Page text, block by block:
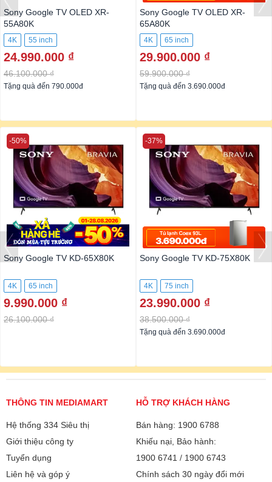
Sony Google TV OLED XR-
55A80K
4K 55 inch
24.990.000 ₫
46.100.000 ₫
Tặng quà đến 790.000đ
Sony Google TV OLED XR-
65A80K
4K 65 inch
29.900.000 ₫
59.900.000 ₫
Tặng quà đến 3.690.000đ
Sony Google TV KD-65X80K
4K 65 inch
9.990.000 ₫
26.100.000 ₫
-50%
Sony Google TV KD-75X80K
4K 75 inch
23.990.000 ₫
38.500.000 ₫
-37%
Tặng quà đến 3.690.000đ
THÔNG TIN MEDIAMART
Hệ thống 334 Siêu thị
Giới thiệu công ty
Tuyển dụng
Liên hệ và góp ý
HỖ TRỢ KHÁCH HÀNG
Bán hàng: 1900 6788
Khiếu nại, Bảo hành:
1900 6741 / 1900 6743
Chính sách 30 ngày đổi mới